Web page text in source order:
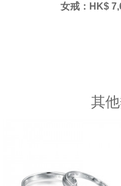
女戒：HK$
其